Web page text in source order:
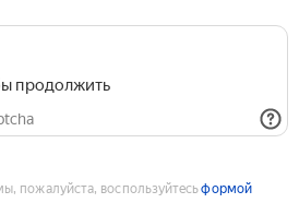
продолжить
пожалуйста, воспользуйтесьформой